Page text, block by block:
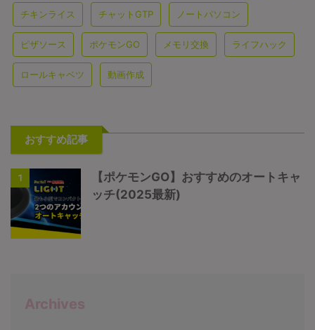
チキンライス チャットGTP ノートパソコン
ピザソース ポケモンGO メモリ交換 ライフハック
ロールキャベツ 動画作成
おすすめ記事
1
【ポケモンGO】おすすめのオートキャ
ッチ(2025最新)
Archives